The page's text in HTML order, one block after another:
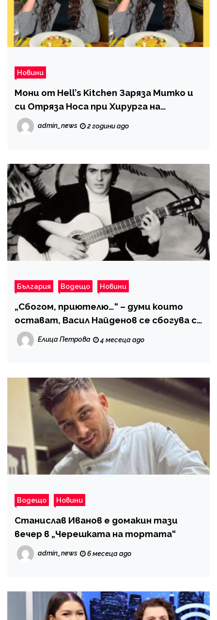
Новини
Мони от Hell’s Kitchen Заряза Митко и
си Отряза Носа при Хирурга на
Преслава
admin_news 2 години ago
България Водещо Новини
„Сбогом, приютелю…“ – думи които
остават, Васил Найденов се сбогува с
Михаил Белчев
Елица Петрова 4 месеца ago
Водещо Новини
Станислав Иванов е домакин тази
вечер в „Черешката на тортата“
admin_news 6 месеца ago